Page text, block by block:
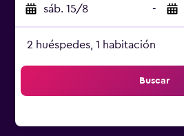
sáb. 15/8 -
2 huéspedes, 1 habitación
Buscar